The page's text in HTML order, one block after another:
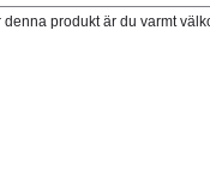
denna produkt är du varmt